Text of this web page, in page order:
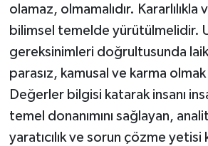
olamaz, olmamalıdır. Kararlılıkla
bilimsel temelde yürütülmelidir.
gereksinimleri doğrultusunda
parasız, kamusal ve karma
Değerler bilgisi katarak insanı
temel donanımını sağlayan,
yaratıcılık ve sorun çözme yetisi